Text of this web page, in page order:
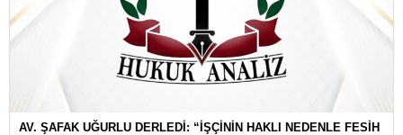
AV. ŞAFAK UĞURLU DERLEDI: “İŞÇININ HAKLI NEDENLE FESIH